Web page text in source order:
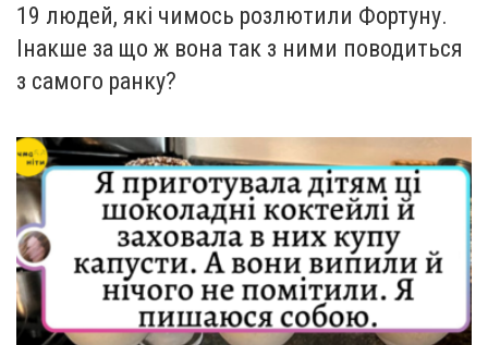
19 людей, які чимось розлютили Фортуну.
Інакше за що ж вона так з ними поводиться
з самого ранку?